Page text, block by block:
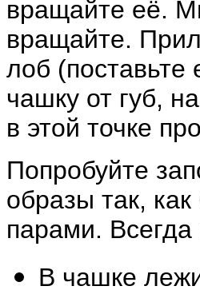
вращайте её.
вращайте.
лоб
чашку от губ,
в этой точке
Попробуйте
образы так,
парами.
В чашке